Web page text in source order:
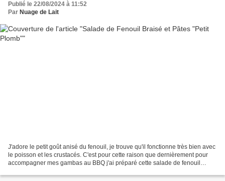
Publié le 22/08/2024 à 11:52
Par Nuage de Lait
J'adore le petit goût anisé du fenouil, je trouve qu'il fonctionne très bien avec
le poisson et les crustacés. C'est pour cette raison que dernièrement pour
accompagner mes gambas au BBQ j'ai préparé cette salade de fenouil